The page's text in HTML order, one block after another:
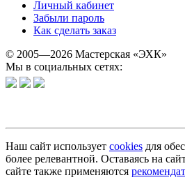
Личный кабинет
Забыли пароль
Как сделать заказ
© 2005—2026 Мастерская «ЭХК»
Мы в социальных сетях:
Наш сайт использует cookies для
более релевантной. Оставаясь на
сайте также применяются